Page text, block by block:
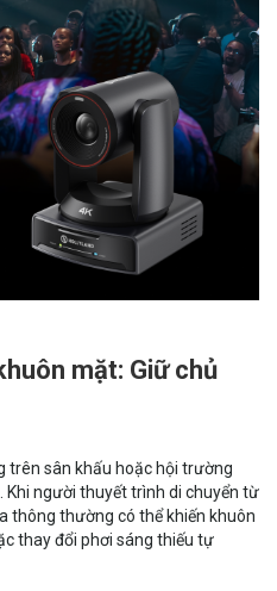
mặt: Giữ chủ
trên sân khấu hoặc hội trường
Khi người thuyết trình di chuyển từ
thông thường có thể khiến khuôn
thay đổi phơi sáng thiếu tự